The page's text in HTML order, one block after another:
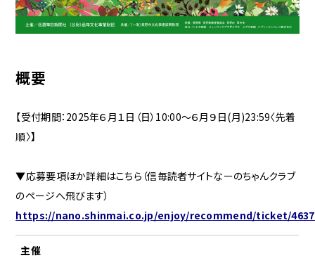
概要
【受付期間：2025年６月１日（日）10:00～６月９日(月)23:59〈先着
順〉】
▼応募要項ほか詳細はこちら（信毎読者サイトなーのちゃんクラブ
のページへ飛びます）
https://nano.shinmai.co.jp/enjoy/recommend/ticket/
主催